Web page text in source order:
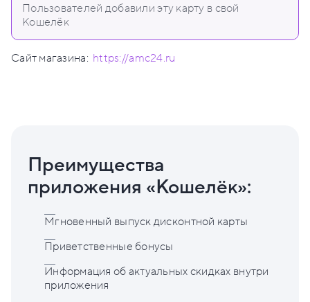
Пользователей добавили эту карту в свой
Кошелёк
Сайт магазина: https://amc24.ru
Преимущества
приложения «Кошелёк»:
Мгновенный выпуск дисконтной карты
Приветственные бонусы
Информация об актуальных скидках внутри
приложения